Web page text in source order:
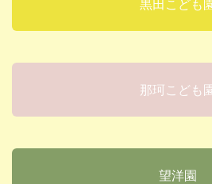
黒田こども
那珂こども
望洋園